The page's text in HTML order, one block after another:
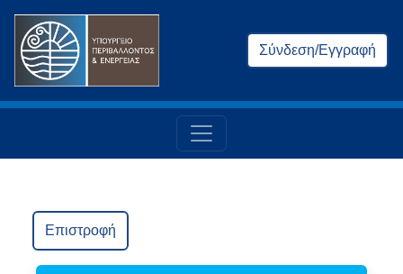
Σύνδεση/Εγγραφή
Επιστροφή